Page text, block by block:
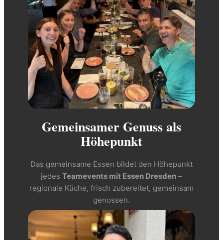
Gemeinsamer Genuss als
Höhepunkt
Das gemeinsame Essen bildet den Höhepunkt
jedes Teamevents mit Essen Dresden –
regionale Küche, frisch zubereitet, gemeinsam
genossen.